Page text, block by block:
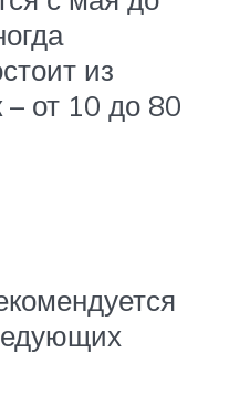
из
от 10 до 80